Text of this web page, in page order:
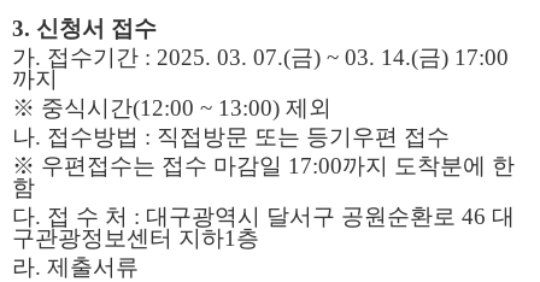
3. 신청서 접수
가. 접수기간 : 2025. 03. 07.(금) ~ 03. 14.(금) 17:00
까지
※ 중식시간(12:00 ~ 13:00) 제외
나. 접수방법 : 직접방문 또는 등기우편 접수
※ 우편접수는 접수 마감일 17:00까지 도착분에 한
함
다. 접 수 처 : 대구광역시 달서구 공원순환로 46 대
구관광정보센터 지하1층
라. 제출서류